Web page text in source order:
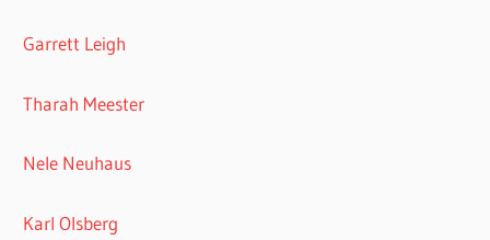
Garrett Leigh
Tharah Meester
Nele Neuhaus
Karl Olsberg